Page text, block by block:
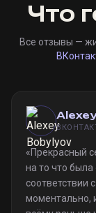
Что
Все отзывы —
«Прекрасный
на то что
соответствии
моментально,